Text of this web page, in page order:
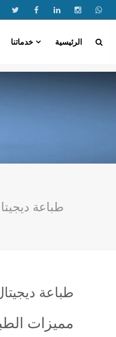
الرئيسية خدماتنا
طباعة
طباعة
مميزات